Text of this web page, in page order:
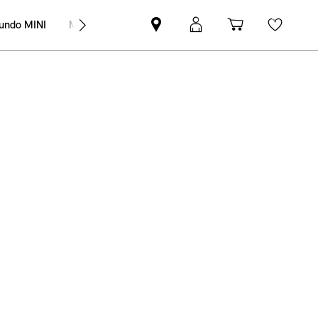
MINI MINI Empresas
Pesquisar
parceiro
Iniciar
sessão
Carrinho
de